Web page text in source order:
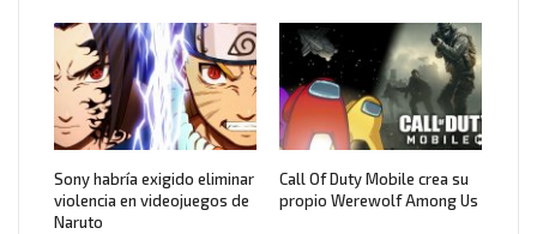
Sony habría exigido eliminar
violencia en videojuegos de
Naruto
Call Of Duty Mobile crea su
propio Werewolf Among Us